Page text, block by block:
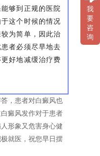
够到正规的医院
这个时候的情况
为简单，因此治
者必须尽早地去
好地减缓治疗费
，患者对白癜风也
癜风发作对于患者
形象又危害身心健
就医，祝您早日摆
我
要
咨
询